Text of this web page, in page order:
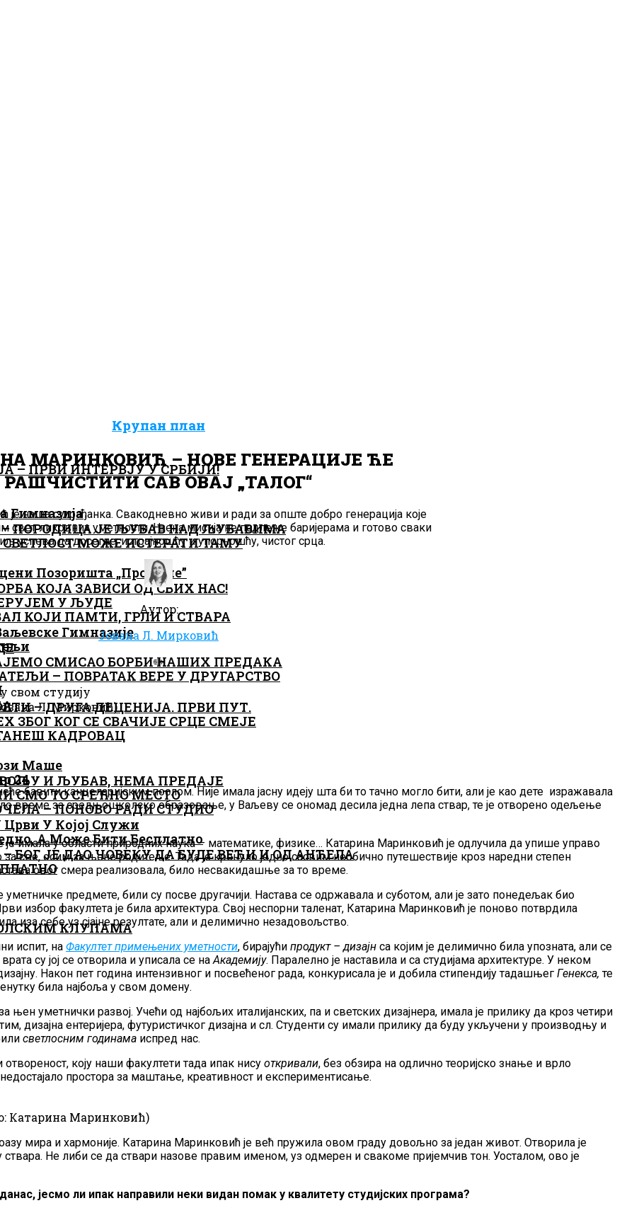
– ПРВИ ИНТЕРВЈУ У СРБИЈИ!
ПОРОДИЦА ЈЕ ЉУБАВ НАД ЉУБАВИМА
КОЈА ЗАВИСИ ОД СВИХ НАС!
– ДРУГА ДЕЦЕНИЈА. ПРВИ ПУТ.
МОЖЕ ИСТЕРАТИ ТАМУ
У ЉУДЕ
СМИСАО БОРБИ НАШИХ ПРЕДАКА
КОГ СЕ СВАЧИЈЕ СРЦЕ СМЕЈЕ
И ЉУБАВ, НЕМА ПРЕДАЈЕ
КОЈИ ПАМТИ, ГРЛИ И СТВАРА
– ПОВРАТАК ВЕРЕ У ДРУГАРСТВО
КАДРОВАЦ
СМО ТО СРЕЋНО МЕСТО
БОГ ЈЕ ДАО ЧОВЕКУ ДА БУДЕ ВЕЋИ И ОД АНЂЕЛА
– ПОНОВО РАДИ СТУДИО
КЛУПАМА
Крупан план
МАРИНКОВИЋ – НОВЕ ГЕНЕРАЦИЈЕ ЋЕ
РАШЧИСТИТИ САВ ОВАЈ „ТАЛОГ“
је наша суграђанка. Свакодневно живи и ради за опште добро генерација које
свет ликовних уметности. Њена мисија не подлеже баријерама и готово сваки
успева да досегне, истрајношћу и упорношћу, чистог срца.
Аутор:
Јована Л. Мирковић
✏️
Л. Мирковић)
бавити канцеларијским послом. Није имала јасну идеју шта би то тачно могло бити, али је као дете изражавала
време за средњошколско образовање, у Ваљеву се ономад десила једна лепа ствар, те је отворено одељење
имала у области природних наука – математике, физике… Катарина Маринковић је одлучила да упише управо
све, осим за њене родитеље. Тада је кренуло једно сасвим необично путешествије кроз наредни степен
овог смера реализовала, било несвакидашње за то време.
предмете, били су посве другачији. Настава се одржавала и суботом, али је зато понедељак био
избор факултета је била архитектура. Свој неспорни таленат, Катарина Маринковић је поново потврдила
иза себе уз сјајне резултате, али и делимично незадовољство.
испит, на Факултет примењених уметности, бирајући продукт – дизајн са којим је делимично била упозната, али се
су јој се отворила и уписала се на Академију. Паралелно је наставила и са студијама архитектуре. У неком
Након пет година интензивног и посвећеног рада, конкурисала је и добила стипендију тадашњег Генекса,те
била најбоља у свом домену.
уметнички развој. Учећи од најбољих италијанских, па и светских дизајнера, имала је прилику да кроз четири
дизајна ентеријера, футуристичког дизајна и сл. Студенти су имали прилику да буду укључени у производњу и
светлосним годинама испред нас.
отвореност, коју наши факултети тада ипак нису откривали, без обзира на одлично теоријско знање и врло
простора за маштање, креативност и експериментисање.
Катарина Маринковић)
мира и хармоније. Катарина Маринковић је већ пружила овом граду довољно за један живот. Отворила је
Не либи се да ствари назове правим именом, уз одмерен и свакоме пријемчив тон. Уосталом, ово је
јесмо ли ипак направили неки видан помак у квалитету студијских програма?